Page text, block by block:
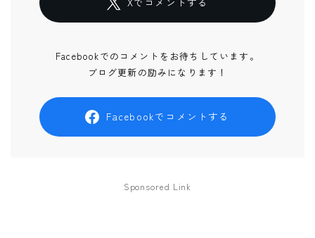
Facebookでのコメントをお待ちしています。
ブログ更新の励みになります！
Facebookでコメントする
Sponsored Link